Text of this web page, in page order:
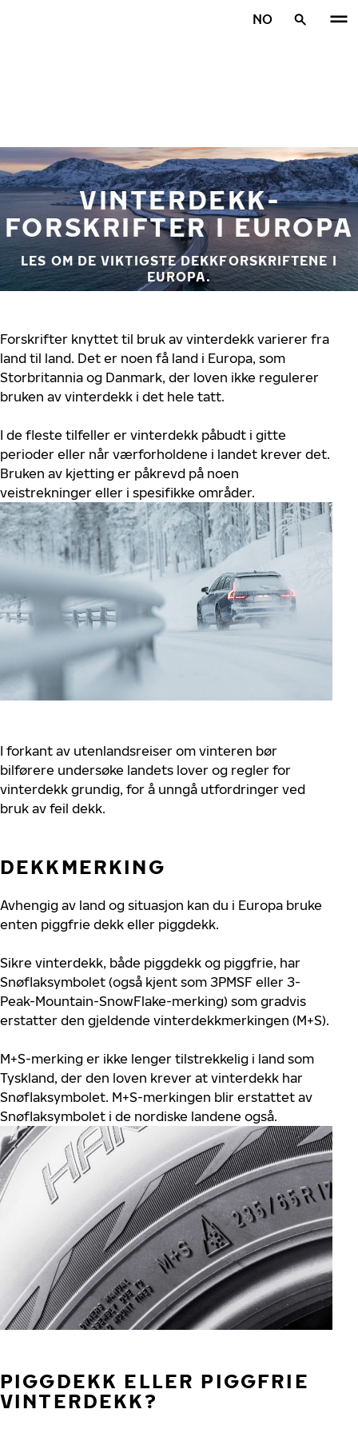
NO
VINTERDEKK­
FORSKRIFTER I EUROPA
LES OM DE VIKTIGSTE DEKKFORSKRIFTENE I
EUROPA.
Forskrifter knyttet til bruk av vinterdekk varierer fra
land til land. Det er noen få land i Europa, som
Storbritannia og Danmark, der loven ikke regulerer
bruken av vinterdekk i det hele tatt.
I de fleste tilfeller er vinterdekk påbudt i gitte
perioder eller når værforholdene i landet krever det.
Bruken av kjetting er påkrevd på noen
veistrekninger eller i spesifikke områder.
I forkant av utenlandsreiser om vinteren bør
bilførere undersøke landets lover og regler for
vinterdekk grundig, for å unngå utfordringer ved
bruk av feil dekk.
DEKKMERKING
Avhengig av land og situasjon kan du i Europa bruke
enten piggfrie dekk eller piggdekk.
Sikre vinterdekk, både piggdekk og piggfrie, har
Snøflaksymbolet (også kjent som 3PMSF eller 3-
Peak-Mountain-SnowFlake-merking) som gradvis
erstatter den gjeldende vinterdekkmerkingen (M+S).
M+S-merking er ikke lenger tilstrekkelig i land som
Tyskland, der den loven krever at vinterdekk har
Snøflaksymbolet. M+S-merkingen blir erstattet av
Snøflaksymbolet i de nordiske landene også.
PIGGDEKK ELLER PIGGFRIE
VINTERDEKK?